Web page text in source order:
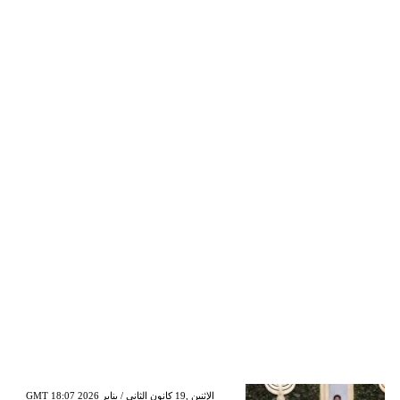
GMT 18:07 2026 الإثنين ,19 كانون الثاني / يناير